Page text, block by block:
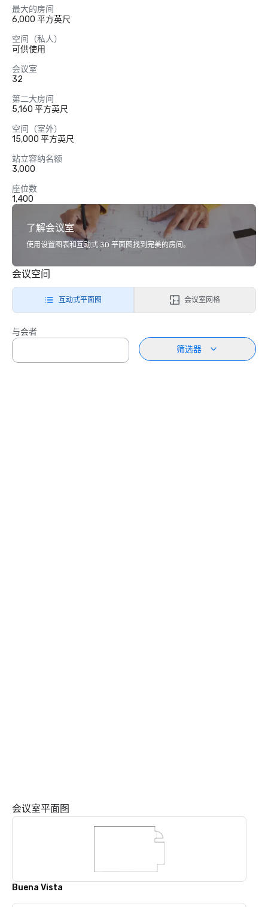
最大的房间
6,000 平方英尺
空间（私人）
可供使用
会议室
32
第二大房间
5,160 平方英尺
空间（室外）
15,000 平方英尺
站立容纳名额
3,000
座位数
1,400
了解会议室
使用设置图表和互动式 3D 平面图找到完美的房间。
会议空间
互动式平面图 会议室网格
与会者
筛选器
会议室平面图
Buena Vista